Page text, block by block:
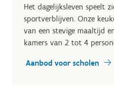
Het dagelijksleven speelt
sportverblijven. Onze
van een stevige maaltijd
kamers van 2 tot 4
Aanbod voor scholen